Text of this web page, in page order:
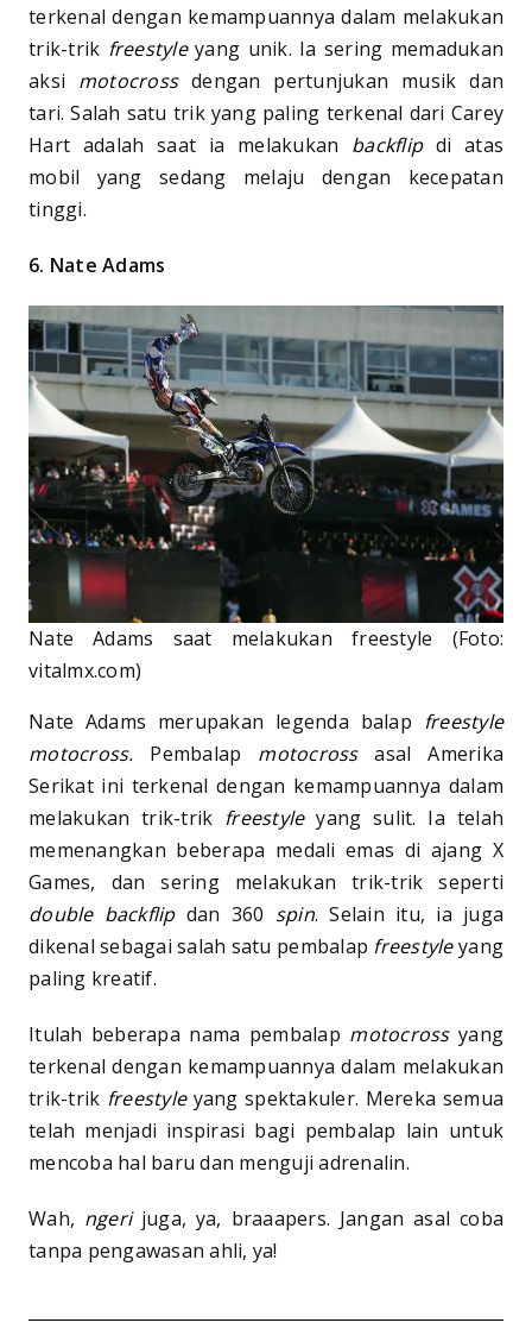
terkenal dengan kemampuannya dalam melakukan
trik-trik freestyleyang unik. Ia sering memadukan
aksi motocrossdengan pertunjukan musik dan
tari. Salah satu trik yang paling terkenal dari Carey
Hart adalah saat ia melakukan backflipdi atas
mobil yang sedang melaju dengan kecepatan
tinggi.
6. Nate Adams
Nate Adams saat melakukan freestyle (Foto:
vitalmx.com)
Nate Adams merupakan legenda balap freestyle
motocross. Pembalap motocrossasal Amerika
Serikat ini terkenal dengan kemampuannya dalam
melakukan trik-trik freestyleyang sulit. Ia telah
memenangkan beberapa medali emas di ajang X
Games, dan sering melakukan trik-trik seperti
double backflipdan 360 spin. Selain itu, ia juga
dikenal sebagai salah satu pembalap freestyleyang
paling kreatif.
Itulah beberapa nama pembalap motocrossyang
terkenal dengan kemampuannya dalam melakukan
trik-trik freestyleyang spektakuler. Mereka semua
telah menjadi inspirasi bagi pembalap lain untuk
mencoba hal baru dan menguji adrenalin.
Wah, ngerijuga, ya, braaapers. Jangan asal coba
tanpa pengawasan ahli, ya!